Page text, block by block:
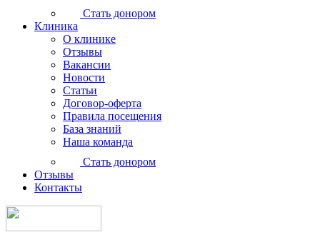
Стать донором
Клиника
О клинике
Отзывы
Вакансии
Новости
Статьи
Договор-оферта
Правила посещения
База знаний
Наша команда
Стать донором
Отзывы
Контакты